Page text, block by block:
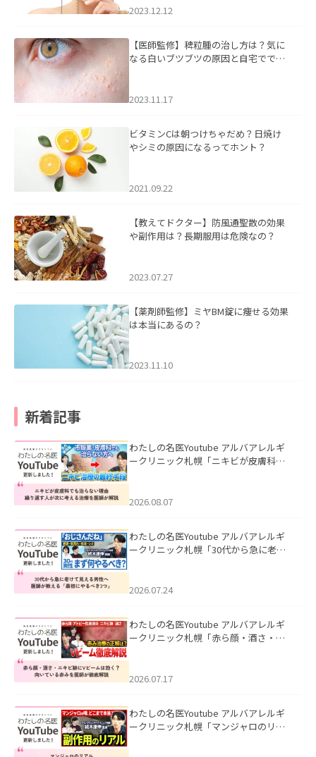
2023.12.12
【医師監修】稗粒腫の治し方は？気に
なる白いブツブツの原因と自宅ででき
2023.11.17
ビタミンCは朝つけちゃだめ？日焼け
やシミの原因になるってホント？
2021.09.22
【教えてドクター】防風通聖散の効果
や副作用は？長期服用は危険なの？
2023.07.27
【薬剤師監修】ミヤBM錠に痩せる効果
は本当にあるの？
2023.11.10
新着記事
わたしの名医Youtube アルバアレルギ
ークリニック札幌「ニキビが皮膚科で
ました。
2026.08.07
わたしの名医Youtube アルバアレルギ
ークリニック札幌「30代から急に老け
た。
2026.07.24
わたしの名医Youtube アルバアレルギ
ークリニック札幌「赤ら顔・酒さ・ニ
した。
2026.07.17
わたしの名医Youtube アルバアレルギ
ークリニック札幌「マンジャロのリア